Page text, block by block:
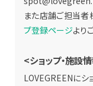
また店舗ご担当者
プ登録ページより
<ショップ・施設
LOVEGREENにシ